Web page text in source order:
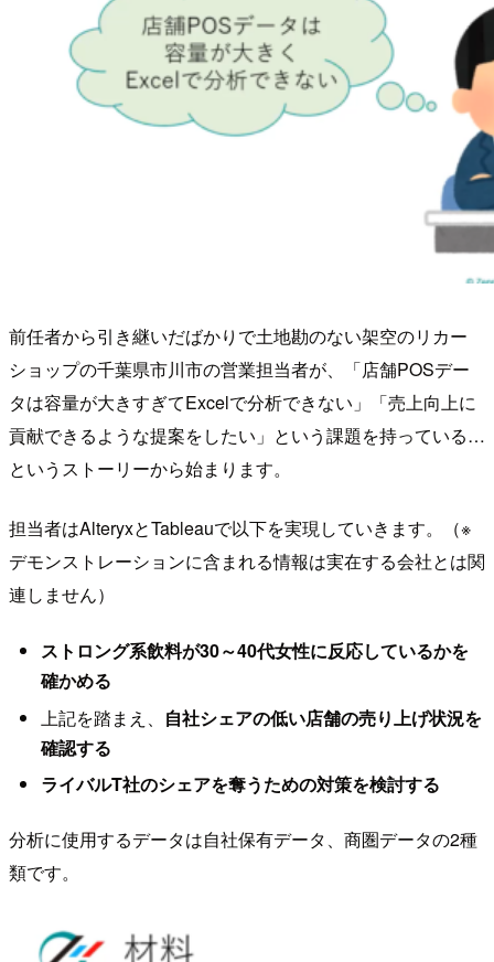
前任者から引き継いだばかりで土地勘のない架空のリカー
ショップの千葉県市川市の営業担当者が、「店舗POSデー
タは容量が大きすぎてExcelで分析できない」「売上向上に
貢献できるような提案をしたい」という課題を持っている…
というストーリーから始まります。
担当者はAlteryxとTableauで以下を実現していきます。（※
デモンストレーションに含まれる情報は実在する会社とは関
連しません）
ストロング系飲料が30～40代女性に反応しているかを
確かめる
上記を踏まえ、 自社シェアの低い店舗の売り上げ状況を
確認する
ライバルT社のシェアを奪うための対策を検討する
分析に使用するデータは自社保有データ、商圏データの2種
類です。